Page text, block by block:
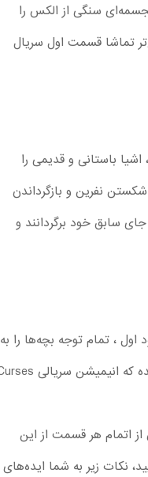
سنگی از الکس را
تماشا قسمت اول سریال
باستانی و قدیمی را
نفرین و بازگرداندن
سابق خود برگردانند و
اول ، تمام توجه بچه‌ها را به
اتمام هر قسمت از این
نکات زیر به شما ایده‌های